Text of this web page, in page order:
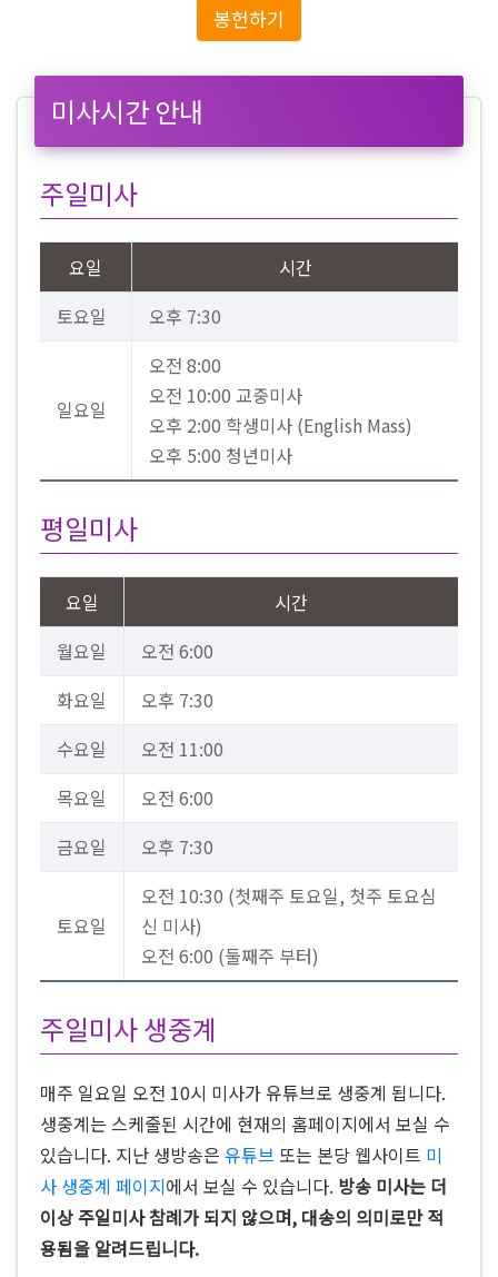
봉헌하기
미사시간 안내
주일미사
요일
시간
토요일
오후 7:30
일요일
오전 8:00
오전 10:00 교중미사
오후 2:00 학생미사 (English Mass)
오후 5:00 청년미사
평일미사
요일
시간
월요일
오전 6:00
화요일
오후 7:30
수요일
오전 11:00
목요일
오전 6:00
금요일
오후 7:30
토요일
오전 10:30 (첫째주 토요일, 첫주 토요심
신 미사)
오전 6:00 (둘째주 부터)
주일미사 생중계
매주 일요일 오전 10시 미사가 유튜브로 생중계 됩니다.
생중계는 스케줄된 시간에 현재의 홈페이지에서 보실 수
있습니다. 지난 생방송은 유튜브 또는 본당 웹사이트 미
사 생중계 페이지에서 보실 수 있습니다. 방송 미사는 더
이상 주일미사 참례가 되지 않으며, 대송의 의미로만 적
용됨을 알려드립니다.